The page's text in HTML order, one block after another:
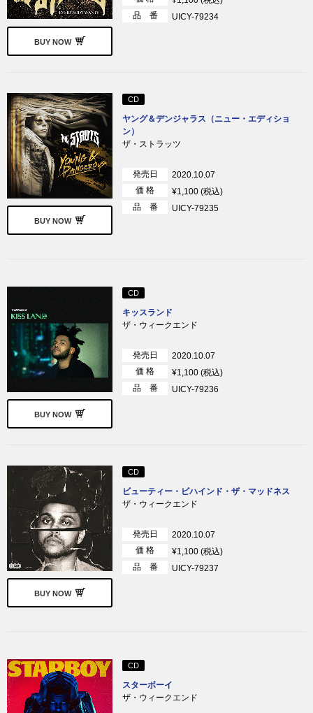
BUY NOW
品 番
UICY-79234
BUY NOW
CD
ヤング＆デンジャラス（ニュー・エディショ
ン）
ザ・ストラッツ
発売日
2020.10.07
価 格
¥1,100 (税込)
品 番
UICY-79235
BUY NOW
CD
キッスランド
ザ・ウィークエンド
発売日
2020.10.07
価 格
¥1,100 (税込)
品 番
UICY-79236
BUY NOW
CD
ビューティー・ビハインド・ザ・マッドネス
ザ・ウィークエンド
発売日
2020.10.07
価 格
¥1,100 (税込)
品 番
UICY-79237
CD
スターボーイ
ザ・ウィークエンド